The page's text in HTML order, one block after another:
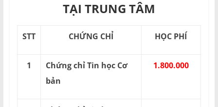
TẠI TRUNG TÂM
STT CHỨNG CHỈ HỌC PHÍ
1
Chứng chỉ Tin học Cơ
bản
1.800.000